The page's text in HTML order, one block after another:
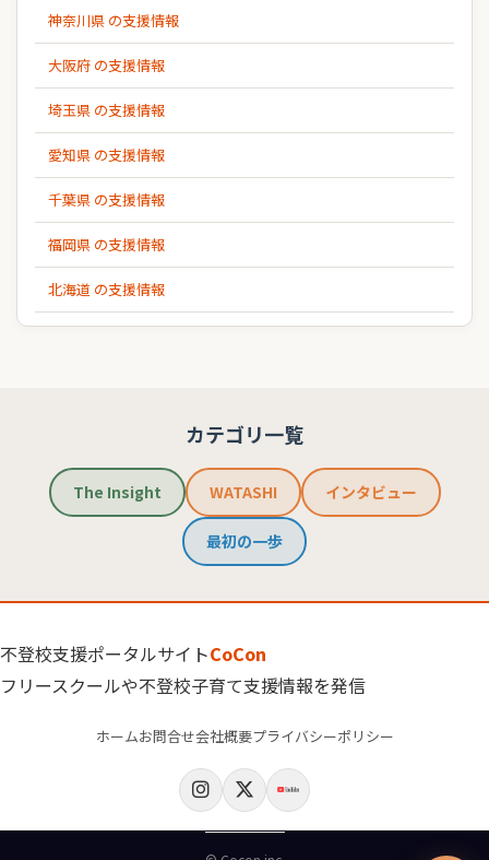
神奈川県 の支援情報
大阪府 の支援情報
埼玉県 の支援情報
愛知県 の支援情報
千葉県 の支援情報
福岡県 の支援情報
北海道 の支援情報
カテゴリ一覧
The Insight WATASHI インタビュー
最初の一歩
不登校支援ポータルサイトCoCon
フリースクールや不登校子育て支援情報を発信
ホームお問合せ会社概要プライバシーポリシー